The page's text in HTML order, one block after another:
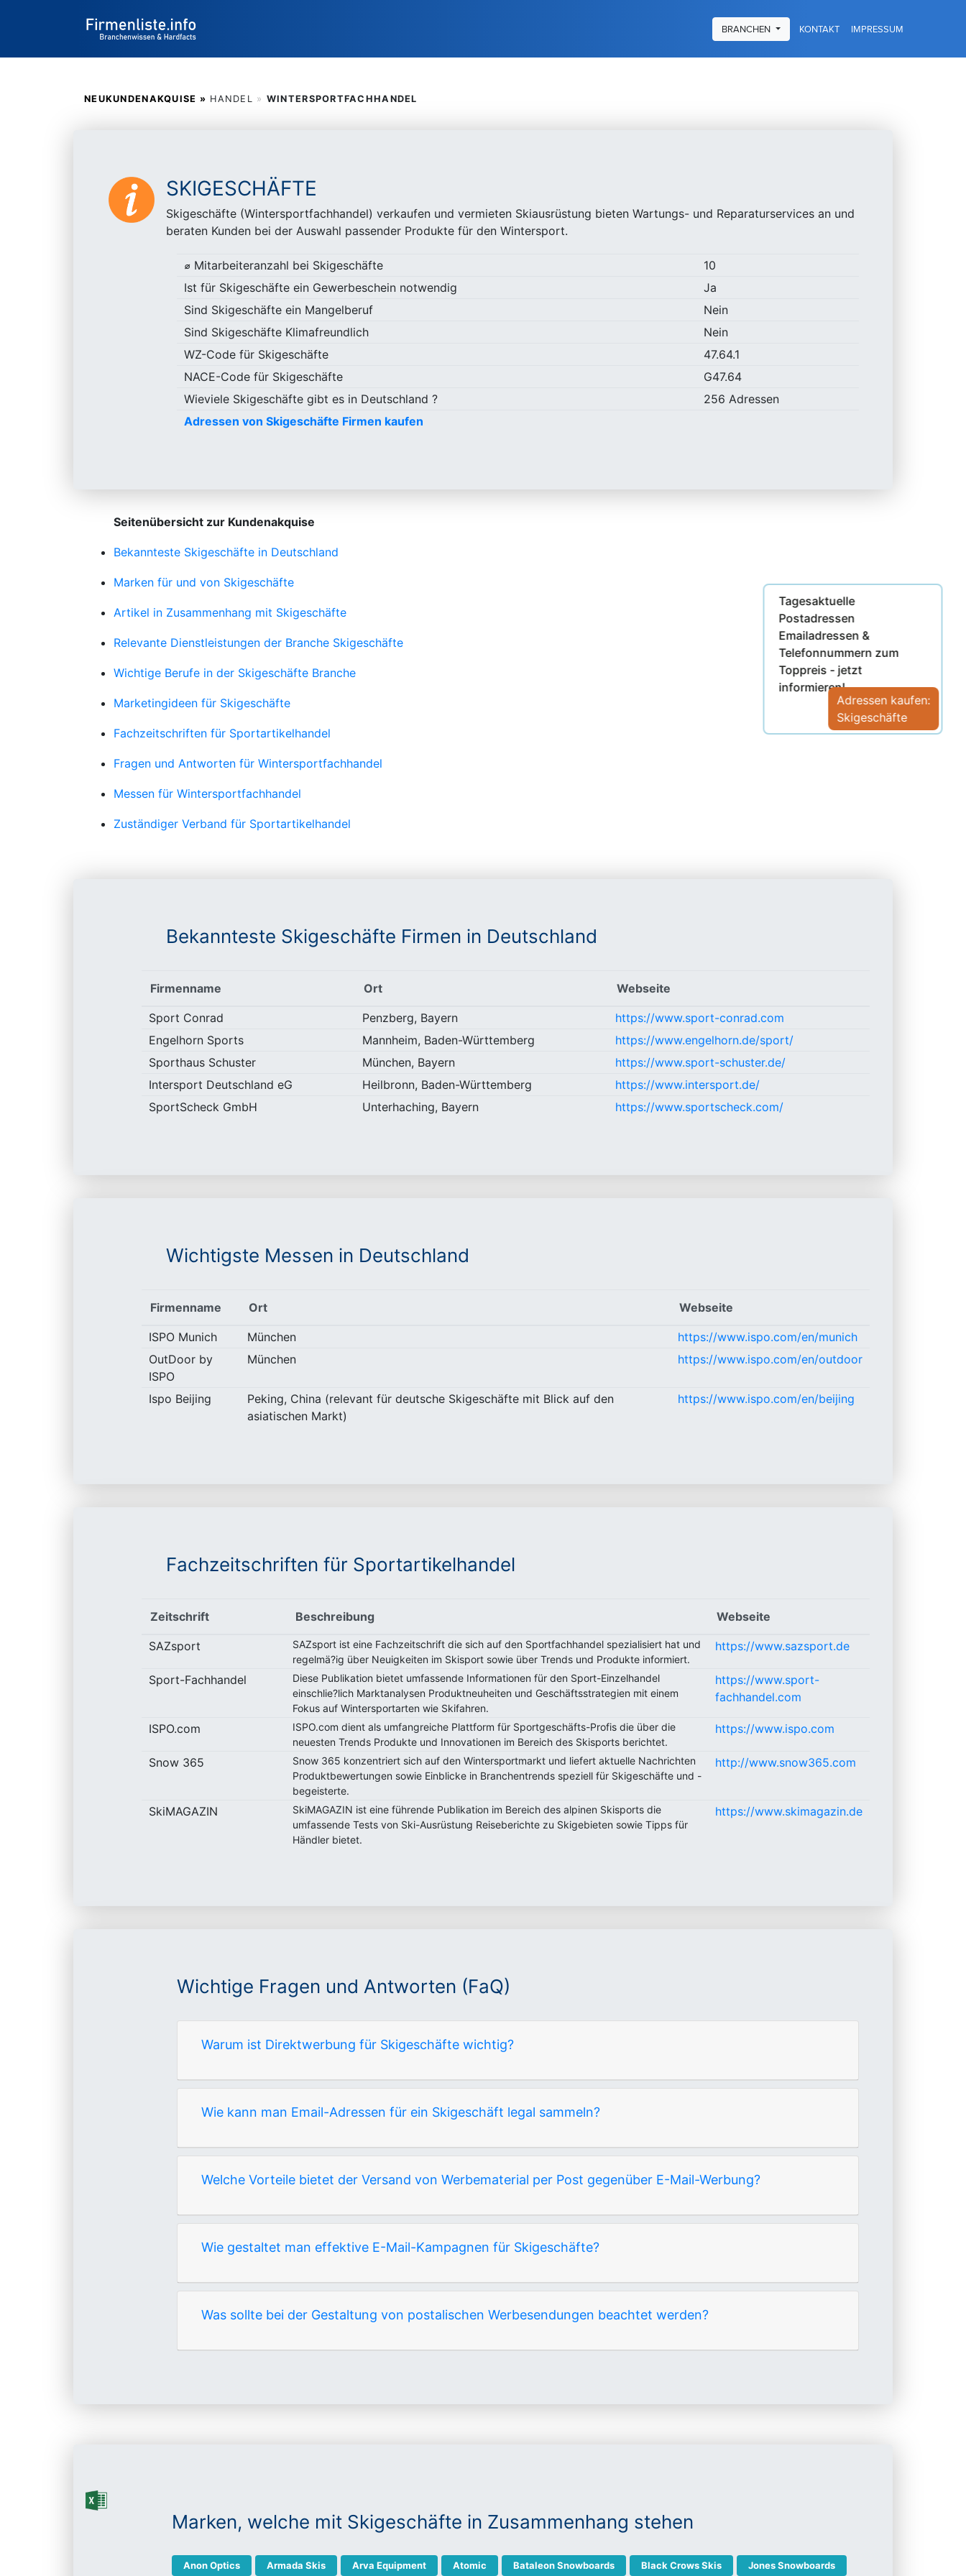
BRANCHEN KONTAKT IMPRESSUM
NEUKUNDENAKQUISE » HANDEL » WINTERSPORTFACHHANDEL
Tagesaktuelle
Postadressen
Emailadressen &
Telefonnummern zum
Toppreis - jetzt
informieren!
Adressen kaufen:
Skigeschäfte
SKIGESCHÄFTE
Skigeschäfte (Wintersportfachhandel) verkaufen und vermieten Skiausrüstung bieten Wartungs- und Reparaturservices an und
beraten Kunden bei der Auswahl passender Produkte für den Wintersport.
⌀ Mitarbeiteranzahl bei Skigeschäfte
10
Ist für Skigeschäfte ein Gewerbeschein notwendig
Ja
Sind Skigeschäfte ein Mangelberuf
Nein
Sind Skigeschäfte Klimafreundlich
Nein
WZ-Code für Skigeschäfte
47.64.1
NACE-Code für Skigeschäfte
G47.64
Wieviele Skigeschäfte gibt es in Deutschland ?
256 Adressen
Adressen von Skigeschäfte Firmen kaufen
Seitenübersicht zur Kundenakquise
Bekannteste Skigeschäfte in Deutschland
Marken für und von Skigeschäfte
Artikel in Zusammenhang mit Skigeschäfte
Relevante Dienstleistungen der Branche Skigeschäfte
Wichtige Berufe in der Skigeschäfte Branche
Marketingideen für Skigeschäfte
Fachzeitschriften für Sportartikelhandel
Fragen und Antworten für Wintersportfachhandel
Messen für Wintersportfachhandel
Zuständiger Verband für Sportartikelhandel
Bekannteste Skigeschäfte Firmen in Deutschland
Firmenname Ort Webseite
Sport Conrad Penzberg, Bayern
https://www.sport-conrad.com
Engelhorn Sports
Mannheim, Baden-Württemberg
https://www.engelhorn.de/sport/
Sporthaus Schuster
München, Bayern
https://www.sport-schuster.de/
Intersport Deutschland eG
Heilbronn, Baden-Württemberg
https://www.intersport.de/
SportScheck GmbH
Unterhaching, Bayern https://www.sportscheck.com/
Wichtigste Messen in Deutschland
Firmenname Ort Webseite
ISPO Munich München
https://www.ispo.com/en/munich
OutDoor by
ISPO
München https://www.ispo.com/en/outdoor
Ispo Beijing
Peking, China (relevant für deutsche Skigeschäfte mit Blick auf den
asiatischen Markt)
https://www.ispo.com/en/beijing
Fachzeitschriften für Sportartikelhandel
Zeitschrift Beschreibung Webseite
SAZsport
SAZsport ist eine Fachzeitschrift die sich auf den Sportfachhandel spezialisiert hat und
regelmä?ig über Neuigkeiten im Skisport sowie über Trends und Produkte informiert.
https://www.sazsport.de
Sport-Fachhandel
Diese Publikation bietet umfassende Informationen für den Sport-Einzelhandel
einschlie?lich Marktanalysen Produktneuheiten und Geschäftsstrategien mit einem
Fokus auf Wintersportarten wie Skifahren.
https://www.sport-
fachhandel.com
ISPO.com
ISPO.com dient als umfangreiche Plattform für Sportgeschäfts-Profis die über die
neuesten Trends Produkte und Innovationen im Bereich des Skisports berichtet.
https://www.ispo.com
Snow 365
Snow 365 konzentriert sich auf den Wintersportmarkt und liefert aktuelle Nachrichten
Produktbewertungen sowie Einblicke in Branchentrends speziell für Skigeschäfte und -
begeisterte.
http://www.snow365.com
SkiMAGAZIN
SkiMAGAZIN ist eine führende Publikation im Bereich des alpinen Skisports die
umfassende Tests von Ski-Ausrüstung Reiseberichte zu Skigebieten sowie Tipps für
Händler bietet.
https://www.skimagazin.de
Wichtige Fragen und Antworten (FaQ)
Warum ist Direktwerbung für Skigeschäfte wichtig?
Wie kann man Email-Adressen für ein Skigeschäft legal sammeln?
Welche Vorteile bietet der Versand von Werbematerial per Post gegenüber E-Mail-Werbung?
Wie gestaltet man effektive E-Mail-Kampagnen für Skigeschäfte?
Was sollte bei der Gestaltung von postalischen Werbesendungen beachtet werden?
Marken, welche mit Skigeschäfte in Zusammenhang stehen
Anon Optics Armada Skis Arva Equipment Atomic Bataleon Snowboards Black Crows Skis Jones Snowboards